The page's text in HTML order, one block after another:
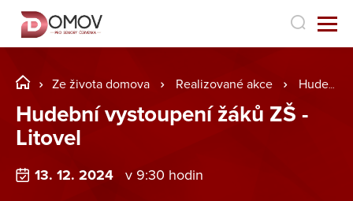
Ze života domova Realizované akce Hudební vystoupení žáků ZŠ - Litovel
Hudební vystoupení žáků ZŠ -
Litovel
13. 12. 2024 v 9:30 hodin